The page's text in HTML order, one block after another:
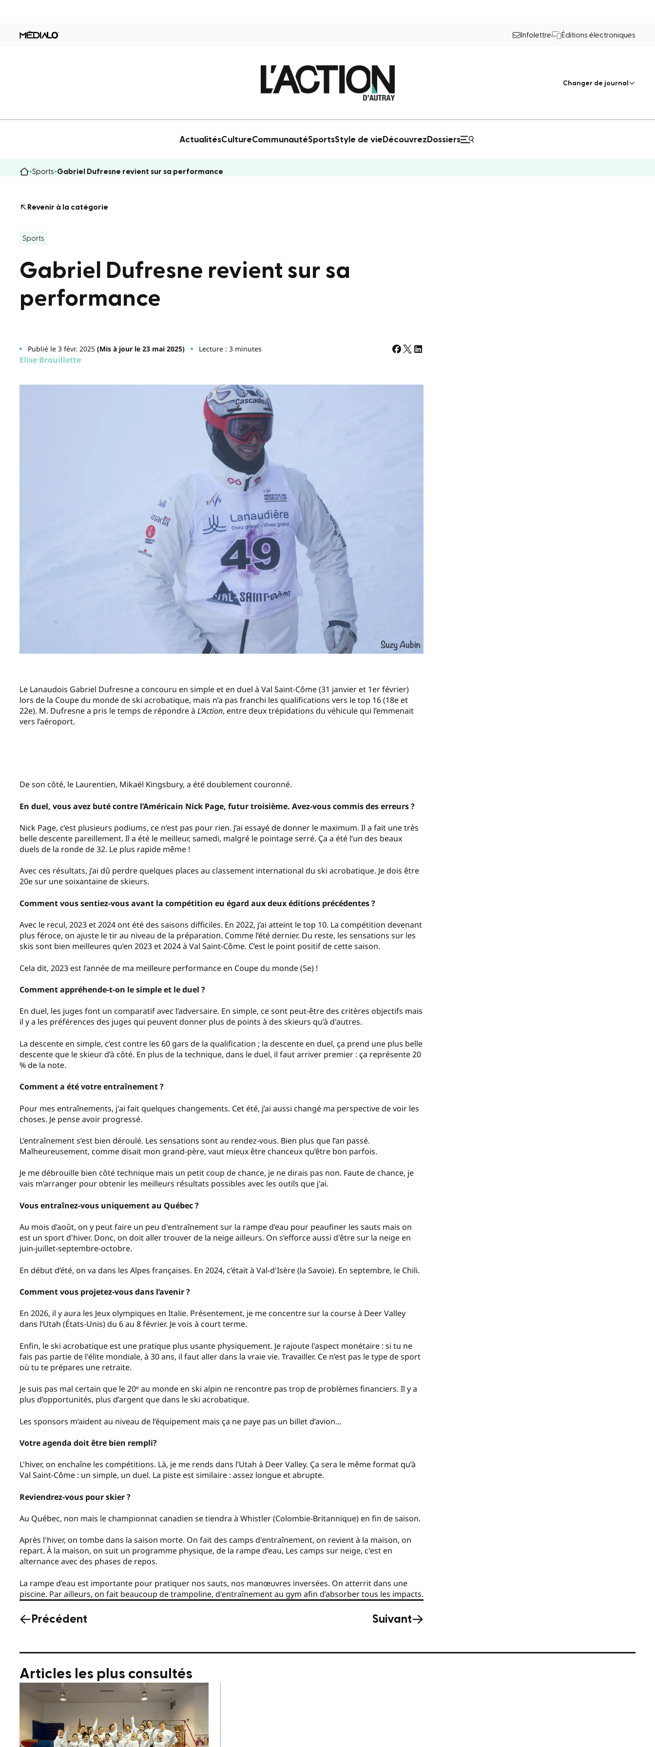
Infolettre Éditions électroniques
Changer de journal
ActualitésCultureCommunautéSportsStyle de vie Découvrez Dossiers
Sports Gabriel Dufresne revient sur sa performance
Revenir à la catégorie
Sports
Gabriel Dufresne revient sur sa
performance
Publié le 3 févr. 2025(Mis à jour le 23 mai 2025) Lecture : 3 minutes
Elise Brouillette
Le Lanaudois Gabriel Dufresne a concouru en simple et en duel à Val Saint-Côme (31 janvier et 1er février)
lors de la Coupe du monde de ski acrobatique, mais n’a pas franchi les qualifications vers le top 16 (18e et
22e). M. Dufresne a pris le temps de répondre à L’Action, entre deux trépidations du véhicule qui l’emmenait
vers l’aéroport.
De son côté, le Laurentien, Mikaël Kingsbury, a été doublement couronné.
En duel, vous avez buté contre l’Américain Nick Page, futur troisième. Avez-vous commis des erreurs ?
Nick Page, c’est plusieurs podiums, ce n’est pas pour rien. J’ai essayé de donner le maximum. Il a fait une très
belle descente pareillement. Il a été le meilleur, samedi, malgré le pointage serré. Ça a été l’un des beaux
duels de la ronde de 32. Le plus rapide même !
Avec ces résultats, j’ai dû perdre quelques places au classement international du ski acrobatique. Je dois être
20e sur une soixantaine de skieurs.
Comment vous sentiez-vous avant la compétition eu égard aux deux éditions précédentes ?
Avec le recul, 2023 et 2024 ont été des saisons difficiles. En 2022, j’ai atteint le top 10. La compétition devenant
plus féroce, on ajuste le tir au niveau de la préparation. Comme l’été dernier. Du reste, les sensations sur les
skis sont bien meilleures qu’en 2023 et 2024 à Val Saint-Côme. C’est le point positif de cette saison.
Cela dit, 2023 est l’année de ma meilleure performance en Coupe du monde (5e) !
Comment appréhende-t-on le simple et le duel ?
En duel, les juges font un comparatif avec l’adversaire. En simple, ce sont peut-être des critères objectifs mais
il y a les préférences des juges qui peuvent donner plus de points à des skieurs qu’à d'autres.
La descente en simple, c’est contre les 60 gars de la qualification ; la descente en duel, ça prend une plus belle
descente que le skieur d’à côté. En plus de la technique, dans le duel, il faut arriver premier : ça représente 20
% de la note.
Comment a été votre entraînement ?
Pour mes entraînements, j'ai fait quelques changements. Cet été, j’ai aussi changé ma perspective de voir les
choses. Je pense avoir progressé.
L’entraînement s’est bien déroulé. Les sensations sont au rendez-vous. Bien plus que l’an passé.
Malheureusement, comme disait mon grand-père, vaut mieux être chanceux qu’être bon parfois.
Je me débrouille bien côté technique mais un petit coup de chance, je ne dirais pas non. Faute de chance, je
vais m’arranger pour obtenir les meilleurs résultats possibles avec les outils que j'ai.
Vous entraînez-vous uniquement au Québec ?
Au mois d’août, on y peut faire un peu d'entraînement sur la rampe d’eau pour peaufiner les sauts mais on
est un sport d'hiver. Donc, on doit aller trouver de la neige ailleurs. On s’efforce aussi d'être sur la neige en
juin-juillet-septembre-octobre.
En début d’été, on va dans les Alpes françaises. En 2024, c’était à Val-d'Isère (la Savoie). En septembre, le Chili.
Comment vous projetez-vous dans l’avenir ?
En 2026, il y aura les Jeux olympiques en Italie. Présentement, je me concentre sur la course à Deer Valley
dans l’Utah (États-Unis) du 6 au 8 février. Je vois à court terme.
Enfin, le ski acrobatique est une pratique plus usante physiquement. Je rajoute l'aspect monétaire : si tu ne
fais pas partie de l'élite mondiale, à 30 ans, il faut aller dans la vraie vie. Travailler. Ce n’est pas le type de sport
où tu te prépares une retraite.
Je suis pas mal certain que le 20ᵉ au monde en ski alpin ne rencontre pas trop de problèmes financiers. Il y a
plus d’opportunités, plus d’argent que dans le ski acrobatique.
Les sponsors m’aident au niveau de l’équipement mais ça ne paye pas un billet d’avion…
Votre agenda doit être bien rempli?
L'hiver, on enchaîne les compétitions. Là, je me rends dans l’Utah à Deer Valley. Ça sera le même format qu’à
Val Saint-Côme : un simple, un duel. La piste est similaire : assez longue et abrupte.
Reviendrez-vous pour skier ?
Au Québec, non mais le championnat canadien se tiendra à Whistler (Colombie-Britannique) en fin de saison.
Après l'hiver, on tombe dans la saison morte. On fait des camps d'entraînement, on revient à la maison, on
repart. À la maison, on suit un programme physique, de la rampe d’eau, Les camps sur neige, c'est en
alternance avec des phases de repos.
La rampe d’eau est importante pour pratiquer nos sauts, nos manœuvres inversées. On atterrit dans une
piscine. Par ailleurs, on fait beaucoup de trampoline, d'entraînement au gym afin d’absorber tous les impacts.
Précédent Suivant
Articles les plus consultés